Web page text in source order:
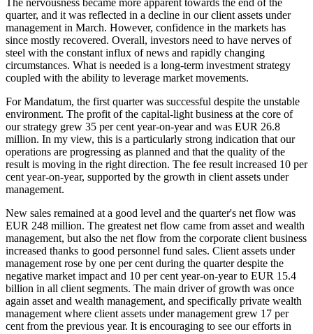
quarter, and it was reflected in a decline in our client assets under
management in March. However, confidence in the markets has
since mostly recovered. Overall, investors need to have nerves of
steel with the constant influx of news and rapidly changing
circumstances. What is needed is a long-term investment strategy
coupled with the ability to leverage market movements.
For Mandatum, the first quarter was successful despite the unstable
environment. The profit of the capital-light business at the core of
our strategy grew 35 per cent year-on-year and was EUR 26.8
million. In my view, this is a particularly strong indication that our
operations are progressing as planned and that the quality of the
result is moving in the right direction. The fee result increased 10 per
cent year-on-year, supported by the growth in client assets under
management.
New sales remained at a good level and the quarter's net flow was
EUR 248 million. The greatest net flow came from asset and wealth
management, but also the net flow from the corporate client business
increased thanks to good personnel fund sales. Client assets under
management rose by one per cent during the quarter despite the
negative market impact and 10 per cent year-on-year to EUR 15.4
billion in all client segments. The main driver of growth was once
again asset and wealth management, and specifically private wealth
management where client assets under management grew 17 per
cent from the previous year. It is encouraging to see our efforts in